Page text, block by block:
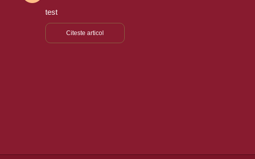
test
Citeste articol